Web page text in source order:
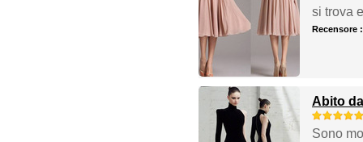
si trova
Recensore
Abito
Sono